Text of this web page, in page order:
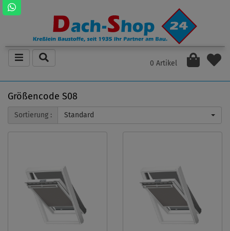
0 Artikel
Größencode S08
Sortierung : Standard